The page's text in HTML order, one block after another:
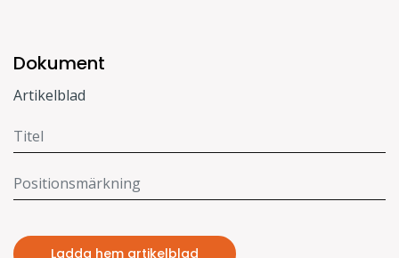
Dokument
Artikelblad
Ladda hem artikelblad